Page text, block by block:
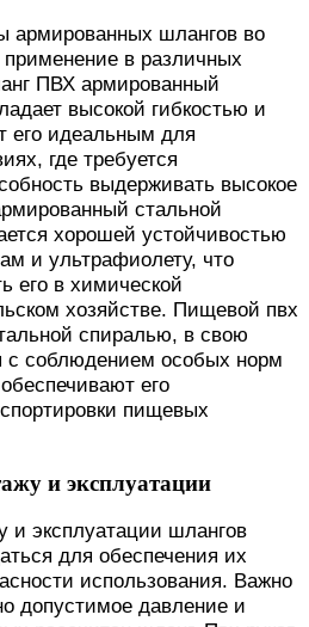
армированных шлангов во
в различных
ПВХ армированный
высокой гибкостью и
его идеальным для
где требуется
выдерживать высокое
стальной
хорошей устойчивостью
и ультрафиолету, что
его в химической
хозяйстве. Пищевой пвх
спиралью, в свою
с соблюдением особых норм
его
пищевых
и эксплуатации
и эксплуатации шлангов
для обеспечения их
использования. Важно
допустимое давление и